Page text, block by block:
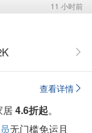
11 小时前
查看详情
居4.6折起。
无门槛免运且